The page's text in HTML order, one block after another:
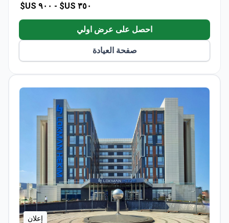
٣٥٠ US$ - ٩٠٠ US$
احصل على عرض اولي
صفحة العيادة
إعلان